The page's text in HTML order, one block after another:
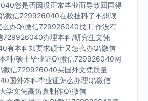
您是否因没正常毕业而导致回国得
微信729926040在校挂科了不想读
么办Q\微信729926040找工 作没有
729926040办理本科/研究生文凭
有本科却要求硕士又怎么办Q\微信
科/硕士毕业证Q\微信729926040网
微信729926040买国外文凭质量
国外本科毕业证怎么办理Q\微信
学文凭高仿真制作Q\微信